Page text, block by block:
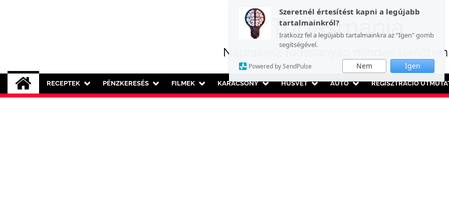
Szeretnél értesítést kapni a legújabb
tartalmainkról?
Iratkozz fel a legújabb tartalmainkra az "Igen" gomb
segítségével.
Nem Igen
Powered by SendPulse
Tudásmánia
Naprakész tudásanyag minden
RECEPTEK PÉNZKERESÉS FILMEK KARÁCSONY HÚSVÉT AUTÓ REGISZTRÁCIÓ